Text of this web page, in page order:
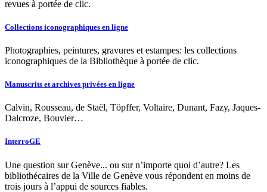
revues à portée de clic.
Collections iconographiques en ligne
Photographies, peintures, gravures et estampes: les collections
iconographiques de la Bibliothèque à portée de clic.
Manuscrits et archives privées en ligne
Calvin, Rousseau, de Staël, Töpffer, Voltaire, Dunant, Fazy, Jaques-
Dalcroze, Bouvier…
InterroGE
Une question sur Genève... ou sur n’importe quoi d’autre? Les
bibliothécaires de la Ville de Genève vous répondent en moins de
trois jours à l’appui de sources fiables.